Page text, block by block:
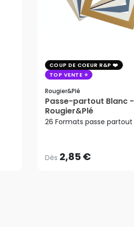
COUP DE COEUR R&P
TOP VENTE
Rougier&plé
Passe-partout Blanc -
Rougier&Plé
26 Formats passe partout
Dès 2,85 €
Dès2,85 €